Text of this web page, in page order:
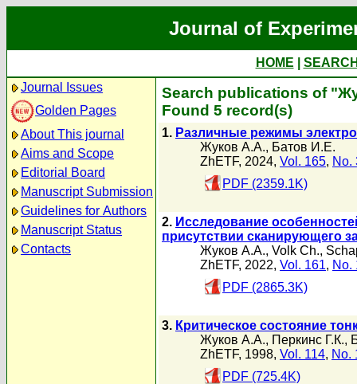
Journal of
HOME
Journal Issues
Golden Pages
About This journal
Aims and Scope
Editorial Board
Manuscript Submission
Guidelines for Authors
Manuscript Status
Contacts
Search publications of
Found 5 record(s)
1. Различные режимы
Жуков А.А., Батов И.Е.
ZhETF, 2024, Vol. 165, No.
PDF (2359.1K)
2. Исследование
присутствии сканирующего
Жуков А.А., Volk Ch.,
ZhETF, 2022, Vol. 161, No.
PDF (2865.3K)
3. Критическое состояние
Жуков А.А., Перкинс Г.К.,
ZhETF, 1998, Vol. 114, No.
PDF (725.4K)